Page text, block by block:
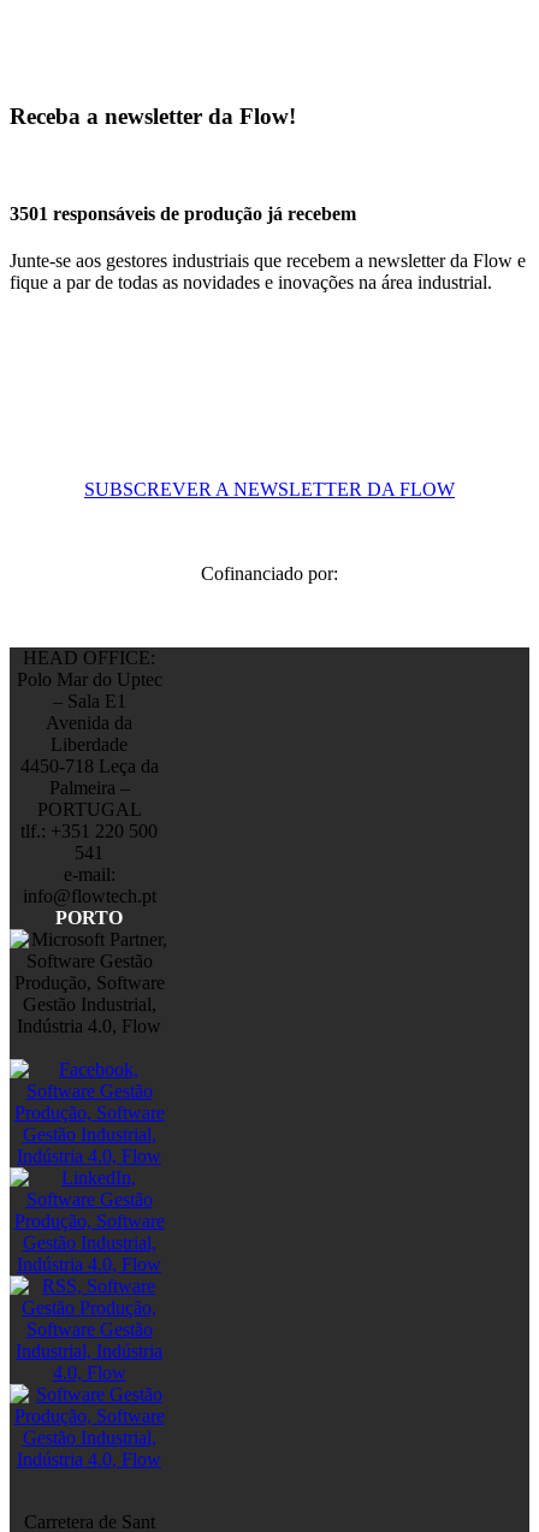
Receba a newsletter da Flow!
3501 responsáveis de produção já recebem
Junte-se aos gestores industriais que recebem a newsletter da Flow e
fique a par de todas as novidades e inovações na área industrial.
SUBSCREVER A NEWSLETTER DA FLOW
Cofinanciado por:
HEAD OFFICE:
Polo Mar do Uptec
– Sala E1
Avenida da
Liberdade
4450-718 Leça da
Palmeira –
PORTUGAL
tlf.: +351 220 500
541
e-mail:
info@flowtech.pt
PORTO
Carretera de Sant